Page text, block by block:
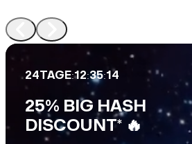
24TAGE:12:35:12
25% BIG HASH
DISCOUNT* 🔥